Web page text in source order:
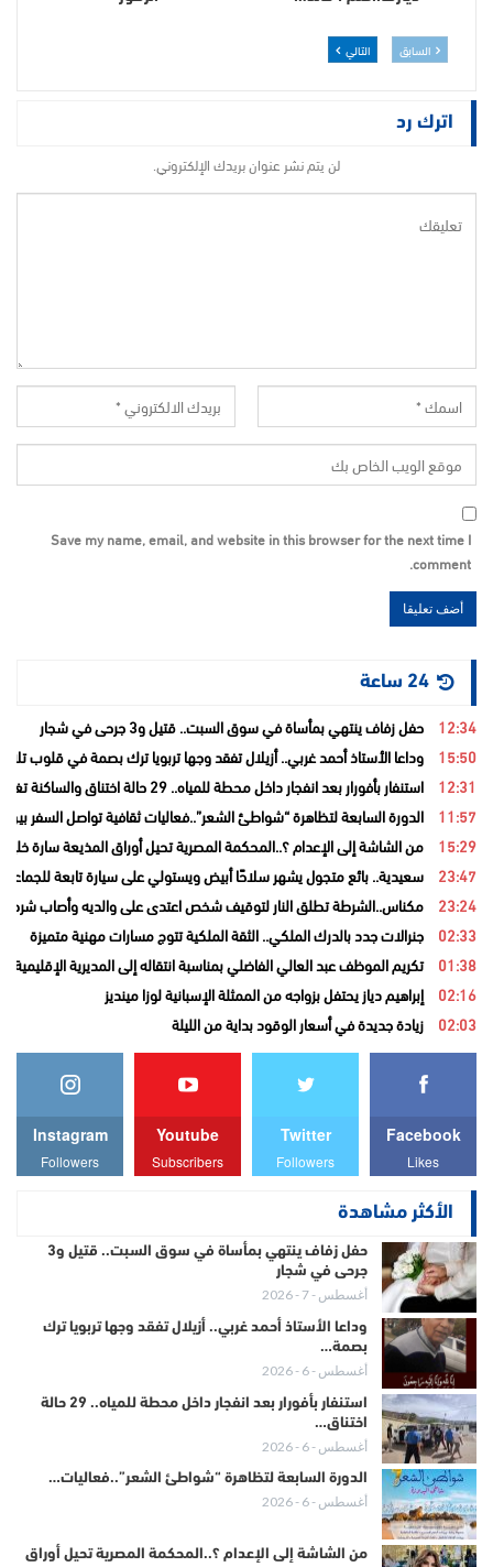
السابق التالي
اترك رد
لن يتم نشر عنوان بريدك الإلكتروني.
Save my name, email, and website in this browser for the next time I
comment.
12:34 حفل زفاف ينتهي بمأساة في سوق السبت.. قتيل و3 جرحى في شجار
15:50 وداعا الأستاذ أحمد غربي.. أزيلال تفقد وجها تربويا ترك بصمة في قلوب
12:31 استنفار بأفورار بعد انفجار داخل محطة للمياه.. 29 حالة اختناق والساكنة تغادر منازلها خوفاً من الغاز
11:57 الدورة السابعة لتظاهرة “شواطئ الشعر”..فعاليات ثقافية تواصل السفر بين
15:29 من الشاشة إلى الإعدام ؟..المحكمة المصرية تحيل أوراق المذيعة سارة
23:47 سعيدية.. بائع متجول يشهر سلاحًا أبيض ويستولي على سيارة تابعة للجماعة
23:24 مكناس..الشرطة تطلق النار لتوقيف شخص اعتدى على والديه وأصاب شرطيا
02:33 جنرالات جدد بالدرك الملكي.. الثقة الملكية تتوج مسارات مهنية متميزة
01:38 تكريم الموظف عبد العالي الفاضلي بمناسبة انتقاله إلى المديرية الإقليمية
02:16 إبراهيم دياز يحتفل بزواجه من الممثلة الإسبانية لوزا مينديز
02:03 زيادة جديدة في أسعار الوقود بداية من الليلة
Facebook
Likes
Twitter
Followers
Youtube
Subscribers
Instagram
Followers
الأكثر مشاهدة
حفل زفاف ينتهي بمأساة في سوق السبت.. قتيل و3
جرحى في شجار
أغسطس - 7 - 2026
وداعا الأستاذ أحمد غربي.. أزيلال تفقد وجها تربويا ترك
بصمة…
أغسطس - 6 - 2026
استنفار بأفورار بعد انفجار داخل محطة للمياه.. 29 حالة
اختناق…
أغسطس - 6 - 2026
الدورة السابعة لتظاهرة “شواطئ الشعر”..فعاليات…
أغسطس - 6 - 2026
من الشاشة إلى الإعدام ؟..المحكمة المصرية تحيل أوراق